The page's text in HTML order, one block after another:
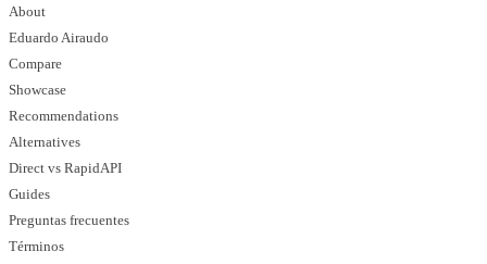
About
Eduardo Airaudo
Compare
Showcase
Recommendations
Alternatives
Direct vs RapidAPI
Guides
Preguntas frecuentes
Términos